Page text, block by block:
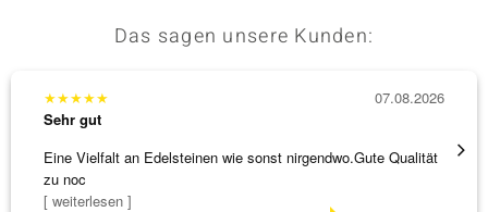
Das sagen unsere Kunden:
★★★★★
Sehr gut
Eine Vielfalt an Edelsteinen wie sonst nirgendwo.Gute Qualität
zu noc
[ weiterlesen ]
07.08.2026
Die